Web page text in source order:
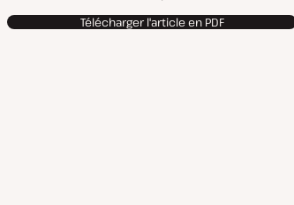
Télécharger l'article en PDF